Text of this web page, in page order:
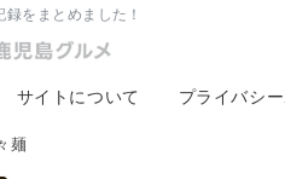
をまとめました！
サイトについて プライバシ
麺